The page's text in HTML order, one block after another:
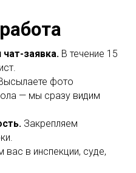
заявка. В течение 15
фото
— мы сразу видим
Закрепляем
вас в инспекции, суде,